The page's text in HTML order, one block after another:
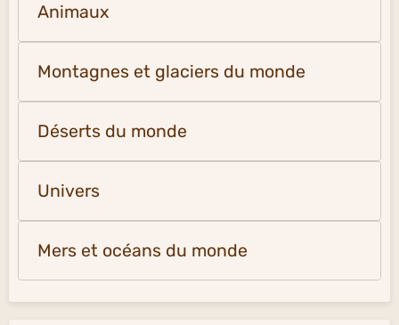
Animaux
Montagnes et glaciers du monde
Déserts du monde
Univers
Mers et océans du monde